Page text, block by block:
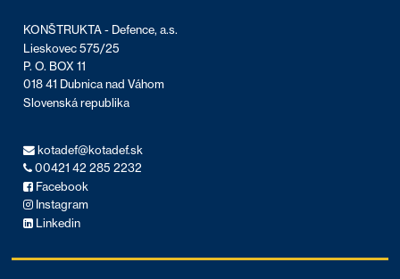
KONŠTRUKTA - Defence, a.s.
Lieskovec 575/25
P. O. BOX 11
018 41 Dubnica nad Váhom
Slovenská republika
kotadef@kotadef.sk
00421 42 285 2232
Facebook
Instagram
Linkedin